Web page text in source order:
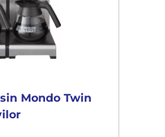
Mondo Twin